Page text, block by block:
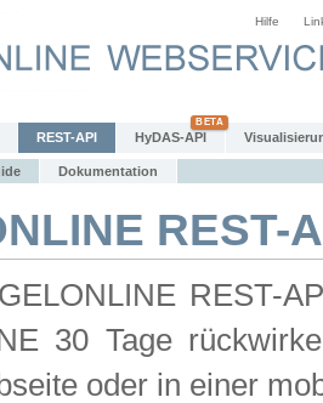
Hilfe
REST-API HyDAS-API
Dokumentation
REST-
REST-
30 Tage
oder in einer